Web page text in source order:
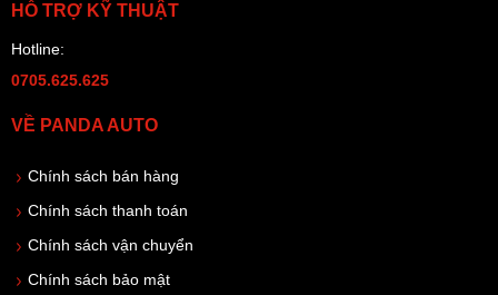
HỖ TRỢ KỸ THUẬT
Hotline:
0705.625.625
VỀ PANDA AUTO
Chính sách bán hàng
Chính sách thanh toán
Chính sách vận chuyển
Chính sách bảo mật